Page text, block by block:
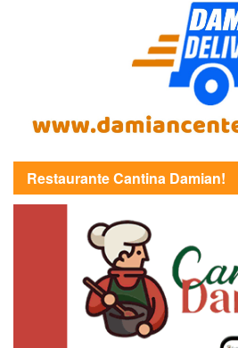
Restaurante Cantina Damian!